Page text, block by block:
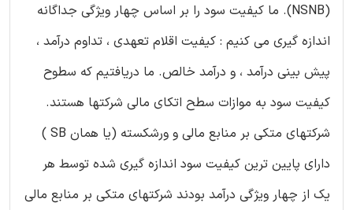
(NSNB). ما کیفیت سود را بر اساس چهار ویژگی جداگانه
اندازه گیری می کنیم : کیفیت اقلام تعهدی ، تداوم درآمد ،
پیش بینی درآمد ، و درآمد خالص. ما دریافتیم که سطوح
کیفیت سود به موازات سطح اتکای مالی شرکتها هستند.
شرکتهای متکی بر منابع مالی و ورشکسته (یا همان SB )
دارای پایین ترین کیفیت سود اندازه گیری شده توسط هر
یک از چهار ویژگی درآمد بودند شرکتهای متکی بر منابع مالی